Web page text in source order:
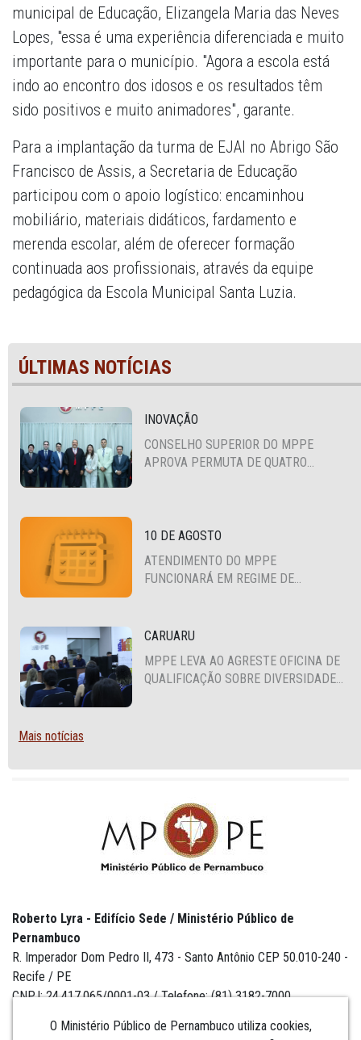
municipal de Educação, Elizangela Maria das Neves
Lopes, "essa é uma experiência diferenciada e muito
importante para o município. "Agora a escola está
indo ao encontro dos idosos e os resultados têm
sido positivos e muito animadores", garante.
Para a implantação da turma de EJAI no Abrigo São
Francisco de Assis, a Secretaria de Educação
participou com o apoio logístico: encaminhou
mobiliário, materiais didáticos, fardamento e
merenda escolar, além de oferecer formação
continuada aos profissionais, através da equipe
pedagógica da Escola Municipal Santa Luzia.
ÚLTIMAS NOTÍCIAS
INOVAÇÃO
CONSELHO SUPERIOR DO MPPE
APROVA PERMUTA DE QUATRO
10 DE AGOSTO
ATENDIMENTO DO MPPE
FUNCIONARÁ EM REGIME DE
CARUARU
MPPE LEVA AO AGRESTE OFICINA DE
QUALIFICAÇÃO SOBRE DIVERSIDADE
Mais notícias
O Ministério Público de Pernambuco utiliza cookies,
Roberto Lyra - Edifício Sede / Ministério Público de
Pernambuco
R. Imperador Dom Pedro II, 473 - Santo Antônio CEP 50.010-240 -
Recife / PE
CNPJ: 24.417.065/0001-03 / Telefone: (81) 3182-7000